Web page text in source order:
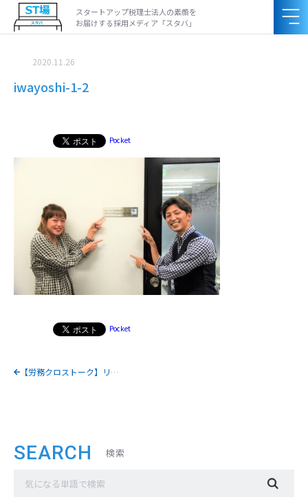
スタートアップ税理士法人の素顔を
お届けする採用メディア「スタバ」
2020.11.26
iwayoshi-1-2
Pocket
Pocket
【労務クロストーク】リーダーとサポートスタッフが語る仕事の流儀
SEARCH 検索